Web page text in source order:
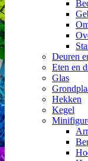
Deuren
Eten en
Glas
Hekken
Kegel